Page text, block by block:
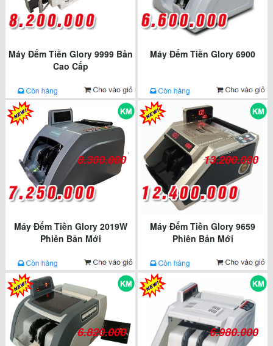
Máy Đếm Tiền Glory 9999 Bản
Cao Cấp
Máy Đếm Tiền Glory 6900
8.300.000
Máy Đếm Tiền Glory 2019W
Phiên Bản Mới
13.200.000
Máy Đếm Tiền Glory 9659
Phiên Bản Mới
6.820.000 6.980.000